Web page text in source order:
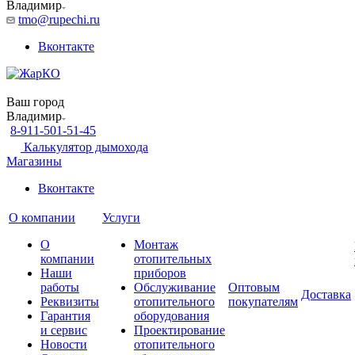
Владимир
tmo@rupechi.ru
Вконтакте
Ваш город
Владимир
8-911-501-51-45
Калькулятор дымохода
Магазины
Вконтакте
О компании
О
компании
Наши
работы
Реквизиты
Гарантия
и сервис
Новости
Услуги
Монтаж
отопительных
приборов
Обслуживание
отопительного
оборудования
Проектирование
отопительного
Оптовым
покупателям
Доставка